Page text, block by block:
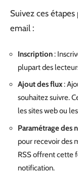
Suivez ces étapes
email :
Inscription:
plupart des
Ajout des flux:
souhaitez suivre.
les sites web ou
Paramétrage des
pour recevoir des
RSS offrent cette
notification.